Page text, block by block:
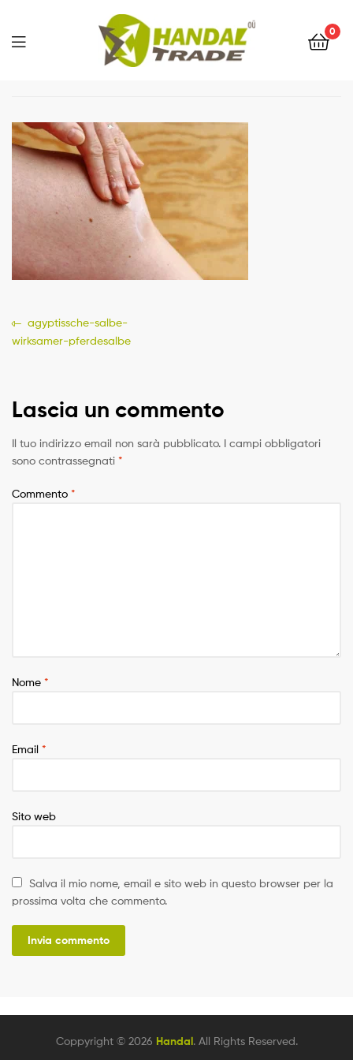
0
Menu
Navigazione
articoli
Previous
post:
agyptissche-salbe-
wirksamer-pferdesalbe
Lascia un commento
Il tuo indirizzo email non sarà pubblicato. I campi obbligatori
sono contrassegnati *
Commento *
Nome *
Email *
Sito web
Salva il mio nome, email e sito web in questo browser per la
prossima volta che commento.
Coppyright © 2026 Handal. All Rights Reserved.